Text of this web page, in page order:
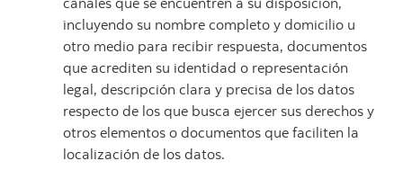
incluyendo su nombre completo y domicilio u
otro medio para recibir respuesta, documentos
que acrediten su identidad o representación
legal, descripción clara y precisa de los datos
respecto de los que busca ejercer sus derechos y
otros elementos o documentos que faciliten la
localización de los datos.